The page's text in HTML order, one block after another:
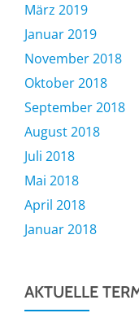
März 2019
Januar 2019
November 2018
Oktober 2018
September 2018
August 2018
Juli 2018
Mai 2018
April 2018
Januar 2018
AKTUELLE